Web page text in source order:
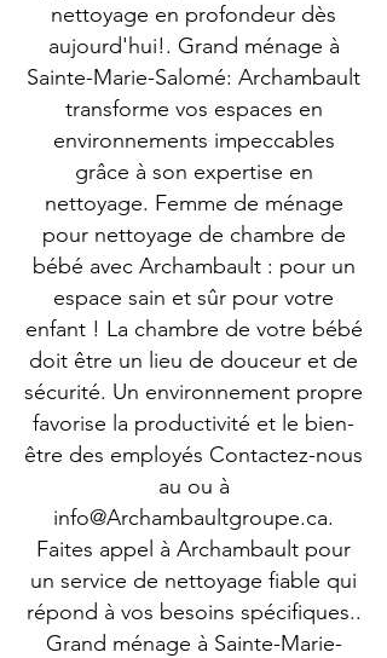
nettoyage en profondeur dès
aujourd'hui!. Grand ménage à
Sainte-Marie-Salomé: Archambault
transforme vos espaces en
environnements impeccables
grâce à son expertise en
nettoyage. Femme de ménage
pour nettoyage de chambre de
bébé avec Archambault : pour un
espace sain et sûr pour votre
enfant ! La chambre de votre bébé
doit être un lieu de douceur et de
sécurité. Un environnement propre
favorise la productivité et le bien-
être des employés Contactez-nous
au ou à
info@Archambaultgroupe.ca.
Faites appel à Archambault pour
un service de nettoyage fiable qui
répond à vos besoins spécifiques..
Grand ménage à Sainte-Marie-